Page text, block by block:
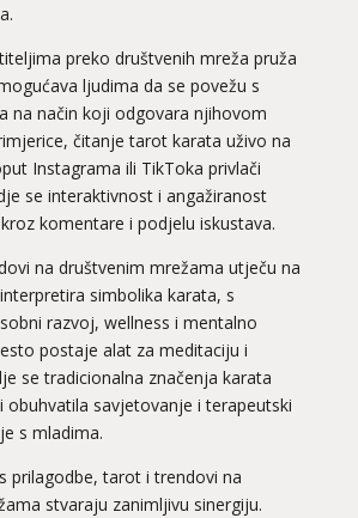
preko društvenih mreža pruža
ljudima da se povežu s
na način koji odgovara njihovom
čitanje tarot karata uživo na
Instagrama ili TikToka privlači
se interaktivnost i angažiranost
komentare i podjelu iskustava.
na društvenim mrežama utječu na
simbolika karata, s
razvoj, wellness i mentalno
postaje alat za meditaciju i
se tradicionalna značenja karata
obuhvatila savjetovanje i terapeutski
s mladima.
prilagodbe, tarot i trendovi na
stvaraju zanimljivu sinergiju.